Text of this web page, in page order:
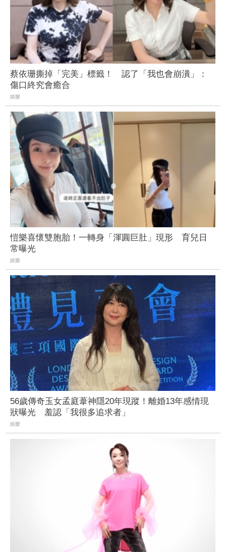
蔡依珊撕掉「完美」標籤！ 認了「我也會崩潰」：
傷口終究會癒合
娛樂
愷樂喜懷雙胞胎！一轉身「渾圓巨肚」現形 育兒日
常曝光
娛樂
56歲傳奇玉女孟庭葦神隱20年現蹤！離婚13年感情現
狀曝光 羞認「我很多追求者」
娛樂